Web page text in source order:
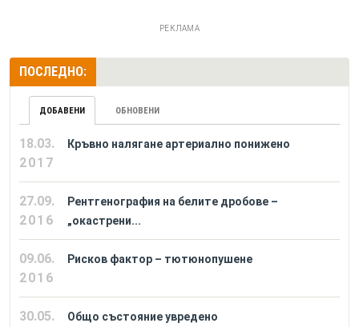
РЕКЛАМА
ПОСЛЕДНО:
ДОБАВЕНИ ОБНОВЕНИ
18.03.
2017
Кръвно налягане артериално понижено
27.09.
2016
Рентгенография на белите дробове –
„окастрени...
09.06.
2016
Рисков фактор – тютюнопушене
30.05.
Общо състояние увредено